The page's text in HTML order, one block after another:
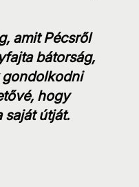
amit Pécsről
bátorság,
gondolkodni
hogy
saját útját.